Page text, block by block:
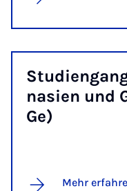
na­si­en und
Ge)
Mehr